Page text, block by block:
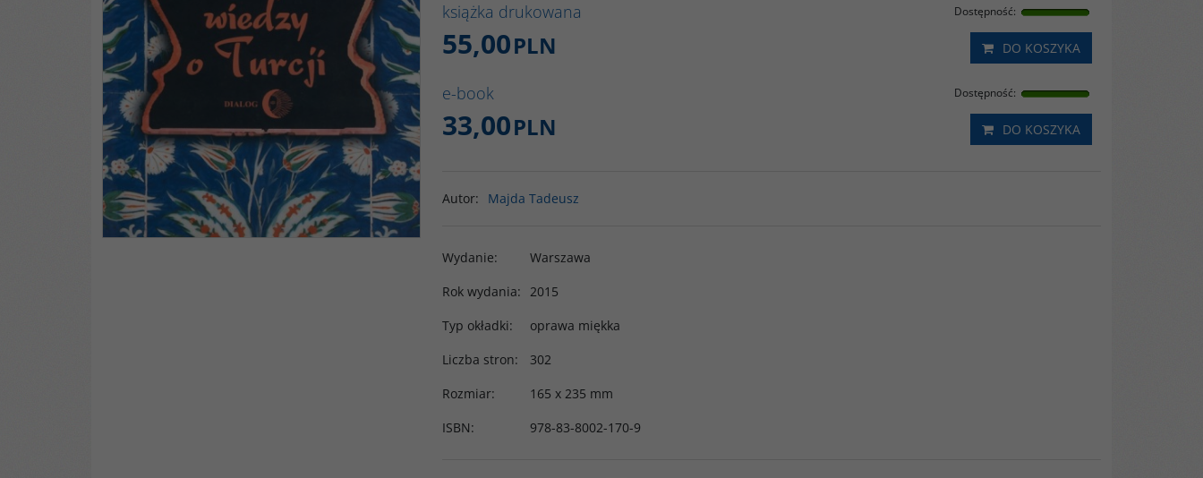
książka drukowana Dostępność:
55,00PLN DO KOSZYKA
e-book Dostępność:
33,00PLN DO KOSZYKA
Autor: Majda Tadeusz
Wydanie:
Warszawa
Rok wydania: 2015
Typ okładki:
oprawa miękka
Liczba stron:
302
Rozmiar:
165 x 235 mm
ISBN: 978-83-8002-170-9